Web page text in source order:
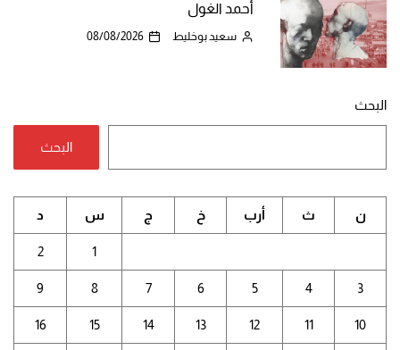
أحمد الغول
سعيد بوخليط 08/08/2026
البحث
البحث
ن ث أرب خ ج س د
1
2
3
4
5
6
7
8
9
10
11
12
13
14
15
16